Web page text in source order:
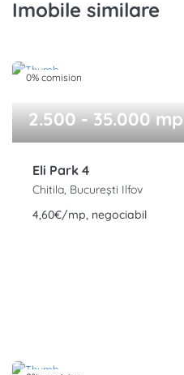
Imobile similare
0% comision
2.500 - 35.000 mp
Eli Park 4
Chitila, București Ilfov
4,60€/mp, negociabil